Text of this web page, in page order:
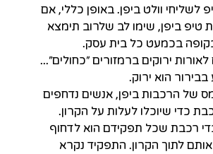
לשליחי וולט ביפן. באופן כללי, אם
טיפ ביפן, שימו לב שלרוב תימצא
בכמעט כל בית עסק.
לאורות ירוקים ברמזורים "כחולים"...
הוא ירוק.
של הרכבות ביפן, אנשים נדחפים
כדי שיוכלו לעלות על הקרון.
רכבת שכל תפקידם הוא לדחוף
לתוך הקרון. התפקיד נקרא